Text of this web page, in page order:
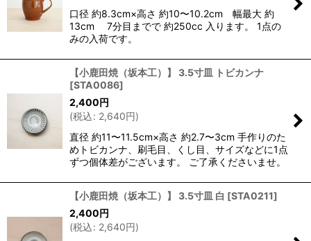
口径 約8.3cm×高さ 約10〜10.2cm 幅最大 約
13cm 7分目までで 約250cc 入ります。 1点の
みの入荷です。
【小鹿田焼（坂本工）】 3.5寸皿 トビカンナ
[STA0086]
2,400円
(税込: 2,640円)
直径 約11〜11.5cm×高さ 約2.7〜3cm 手作りのた
めトビカンナ、刷毛目、くし目、サイズなどに1点
ずつ個体差がございます。 ご了承くださいませ。
【小鹿田焼（坂本工）】 3.5寸皿 白 [STA0211]
2,400円
(税込: 2,640円)